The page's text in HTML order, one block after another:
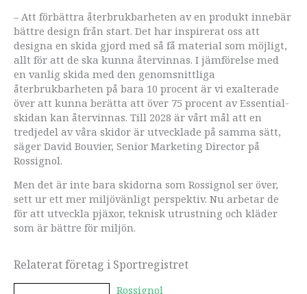
– Att förbättra återbrukbarheten av en produkt innebär
bättre design från start. Det har inspirerat oss att
designa en skida gjord med så få material som möjligt,
allt för att de ska kunna återvinnas. I jämförelse med
en vanlig skida med den genomsnittliga
återbrukbarheten på bara 10 procent är vi exalterade
över att kunna berätta att över 75 procent av Essential-
skidan kan återvinnas. Till 2028 är vårt mål att en
tredjedel av våra skidor är utvecklade på samma sätt,
säger David Bouvier, Senior Marketing Director på
Rossignol.
Men det är inte bara skidorna som Rossignol ser över,
sett ur ett mer miljövänligt perspektiv. Nu arbetar de
för att utveckla pjäxor, teknisk utrustning och kläder
som är bättre för miljön.
Relaterat företag i Sportregistret
Rossignol